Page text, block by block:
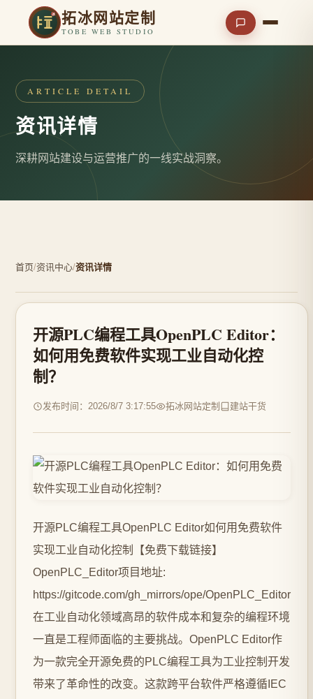
拓冰网站定制
TOBE WEB STUDIO
ARTICLE DETAIL
资讯详情
深耕网站建设与运营推广的一线实战洞察。
首页/资讯中心/资讯详情
开源PLC编程工具OpenPLC Editor：
如何用免费软件实现工业自动化控
制？
发布时间：2026/8/7 3:17:55 拓冰网站定制 建站干货
开源PLC编程工具OpenPLC Editor如何用免费软件
实现工业自动化控制【免费下载链接】
OpenPLC_Editor项目地址:
https://gitcode.com/gh_mirrors/ope/OpenPLC_Editor
在工业自动化领域高昂的软件成本和复杂的编程环境
一直是工程师面临的主要挑战。OpenPLC Editor作
为一款完全开源免费的PLC编程工具为工业控制开发
带来了革命性的改变。这款跨平台软件严格遵循IEC